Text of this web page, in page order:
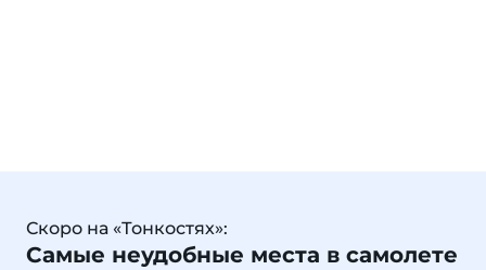
Скоро на «Тонкостях»:
Самые неудобные места в самолете